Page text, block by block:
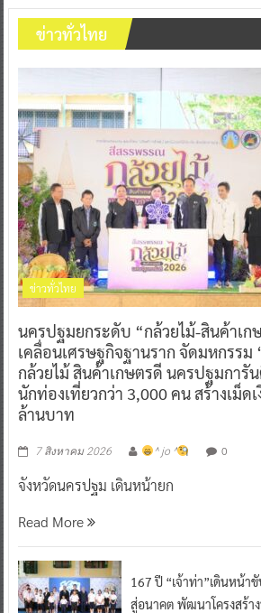
ข่าวทั่วไทย
ข่าวทั่วไทย
นครปฐมยกระดับ “กล้วยไม้-สินค้าเ
เคลื่อนเศรษฐกิจฐานราก จัดมหกรรม
กล้วยไม้ สินค้าเกษตรดี นครปฐมการั
นักท่องเที่ยวกว่า 3,000 คน สร้างเม็ด
ล้านบาท
7 สิงหาคม 2026 ^ jo ^ 0
จังหวัดนครปฐม เดินหน้ายก
Read More
167 ปี “เจ้าท่า”เดินหน้า
สู่อนาคต พัฒนาโครงสร้า